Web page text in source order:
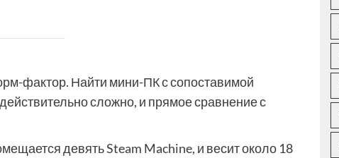
фактор. Найти мини-ПК с сопоставимой
сложно, и прямое сравнение с
девять Steam Machine, и весит около 18